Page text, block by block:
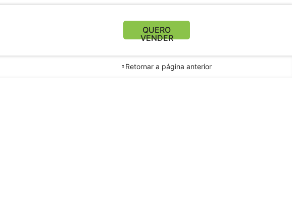
QUERO
VENDER
Retornar a página anterior